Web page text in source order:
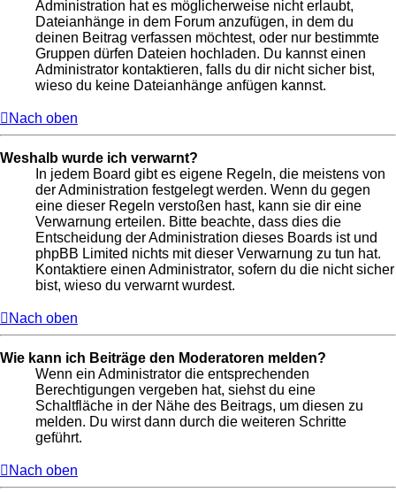
Administration hat es möglicherweise nicht erlaubt,
Dateianhänge in dem Forum anzufügen, in dem du
deinen Beitrag verfassen möchtest, oder nur bestimmte
Gruppen dürfen Dateien hochladen. Du kannst einen
Administrator kontaktieren, falls du dir nicht sicher bist,
wieso du keine Dateianhänge anfügen kannst.
Nach oben
Weshalb wurde ich verwarnt?
In jedem Board gibt es eigene Regeln, die meistens von
der Administration festgelegt werden. Wenn du gegen
eine dieser Regeln verstoßen hast, kann sie dir eine
Verwarnung erteilen. Bitte beachte, dass dies die
Entscheidung der Administration dieses Boards ist und
phpBB Limited nichts mit dieser Verwarnung zu tun hat.
Kontaktiere einen Administrator, sofern du die nicht sicher
bist, wieso du verwarnt wurdest.
Nach oben
Wie kann ich Beiträge den Moderatoren melden?
Wenn ein Administrator die entsprechenden
Berechtigungen vergeben hat, siehst du eine
Schaltfläche in der Nähe des Beitrags, um diesen zu
melden. Du wirst dann durch die weiteren Schritte
geführt.
Nach oben